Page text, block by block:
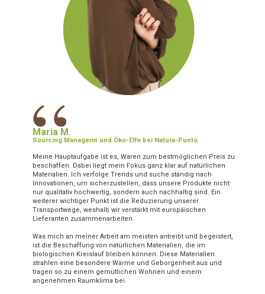
“
Maria M.
Sourcing Managerin und Öko-Elfe bei Natura-Punto
Meine Hauptaufgabe ist es, Waren zum bestmöglichen Preis zu
beschaffen. Dabei liegt mein Fokus ganz klar auf natürlichen
Materialien. Ich verfolge Trends und suche ständig nach
Innovationen, um sicherzustellen, dass unsere Produkte nicht
nur qualitativ hochwertig, sondern auch nachhaltig sind. Ein
weiterer wichtiger Punkt ist die Reduzierung unserer
Transportwege, weshalb wir verstärkt mit europäischen
Lieferanten zusammenarbeiten.
Was mich an meiner Arbeit am meisten antreibt und begeistert,
ist die Beschaffung von natürlichen Materialien, die im
biologischen Kreislauf bleiben können. Diese Materialien
strahlen eine besondere Wärme und Geborgenheit aus und
tragen so zu einem gemütlichen Wohnen und einem
angenehmen Raumklima bei.